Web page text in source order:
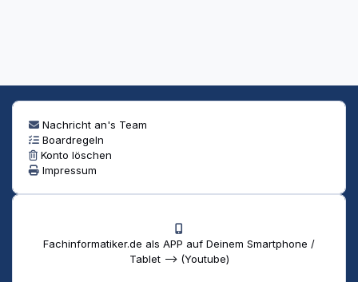
Nachricht an's Team
Boardregeln
Konto löschen
Impressum
Fachinformatiker.de als APP auf Deinem Smartphone /
Tablet --> (Youtube)